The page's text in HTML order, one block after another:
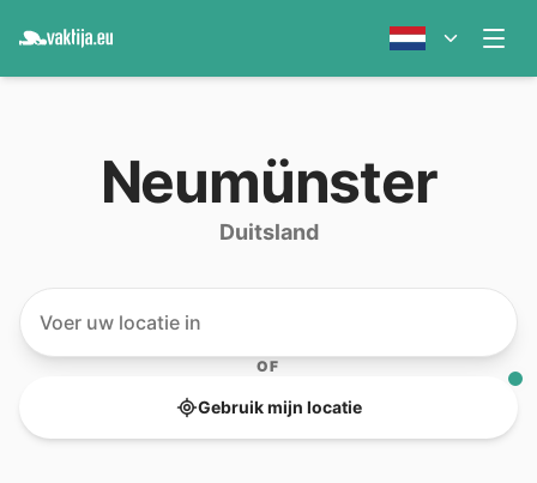
Neumünster
Duitsland
OF
Gebruik mijn locatie